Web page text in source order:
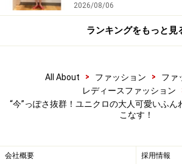
※商品の在庫状況は日々刻々と変わ
ムが「在庫なし」となる場合もあり
※記事内容は執筆時点のものです。最新の内
い。
2026/08/06
ランキングをもっと見
All About > ファッション > ファ
レディースファッション
“今”っぽさ抜群！ユニクロの大人可愛いふ
こなす！
会社概要 採用情報